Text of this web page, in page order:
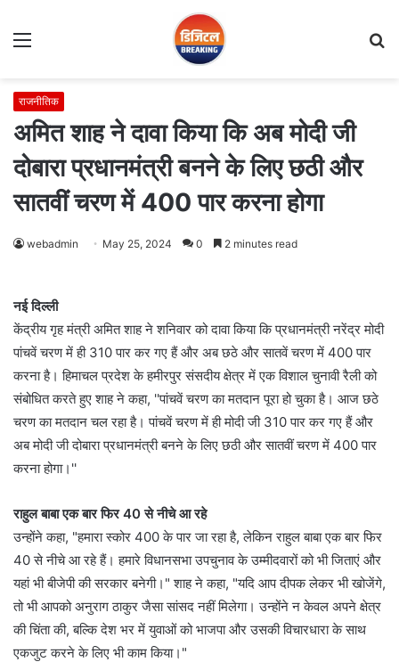
Menu
राजनीतिक
अमित शाह ने दावा किया कि अब मोदी जी
दोबारा प्रधानमंत्री बनने के लिए छठी और
सातवीं चरण में 400 पार करना होगा
webadmin May 25, 2024 0 2 minutes read
नई दिल्ली
केंद्रीय गृह मंत्री अमित शाह ने शनिवार को दावा किया कि प्रधानमंत्री नरेंद्र मोदी
पांचवें चरण में ही 310 पार कर गए हैं और अब छठे और सातवें चरण में 400 पार
करना है। हिमाचल प्रदेश के हमीरपुर संसदीय क्षेत्र में एक विशाल चुनावी रैली को
संबोधित करते हुए शाह ने कहा, ''पांचवें चरण का मतदान पूरा हो चुका है। आज छठे
चरण का मतदान चल रहा है। पांचवें चरण में ही मोदी जी 310 पार कर गए हैं और
अब मोदी जी दोबारा प्रधानमंत्री बनने के लिए छठी और सातवीं चरण में 400 पार
करना होगा।''
राहुल बाबा एक बार फिर 40 से नीचे आ रहे
उन्होंने कहा, "हमारा स्कोर 400 के पार जा रहा है, लेकिन राहुल बाबा एक बार फिर
40 से नीचे आ रहे हैं। हमारे विधानसभा उपचुनाव के उम्मीदवारों को भी जिताएं और
यहां भी बीजेपी की सरकार बनेगी।" शाह ने कहा, "यदि आप दीपक लेकर भी खोजेंगे,
तो भी आपको अनुराग ठाकुर जैसा सांसद नहीं मिलेगा। उन्होंने न केवल अपने क्षेत्र
की चिंता की, बल्कि देश भर में युवाओं को भाजपा और उसकी विचारधारा के साथ
एकजुट करने के लिए भी काम किया।"